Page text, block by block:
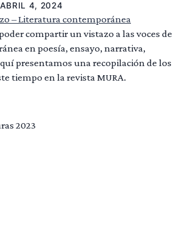
ABRIL 4, 2024
– Literatura contemporánea
compartir un vistazo a las voces de
en poesía, ensayo, narrativa,
presentamos una recopilación de los
tiempo en la revista MURA.